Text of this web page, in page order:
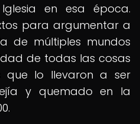
en esa época.
para argumentar a
de múltiples mundos
de todas las cosas
que lo llevaron a ser
y quemado en la